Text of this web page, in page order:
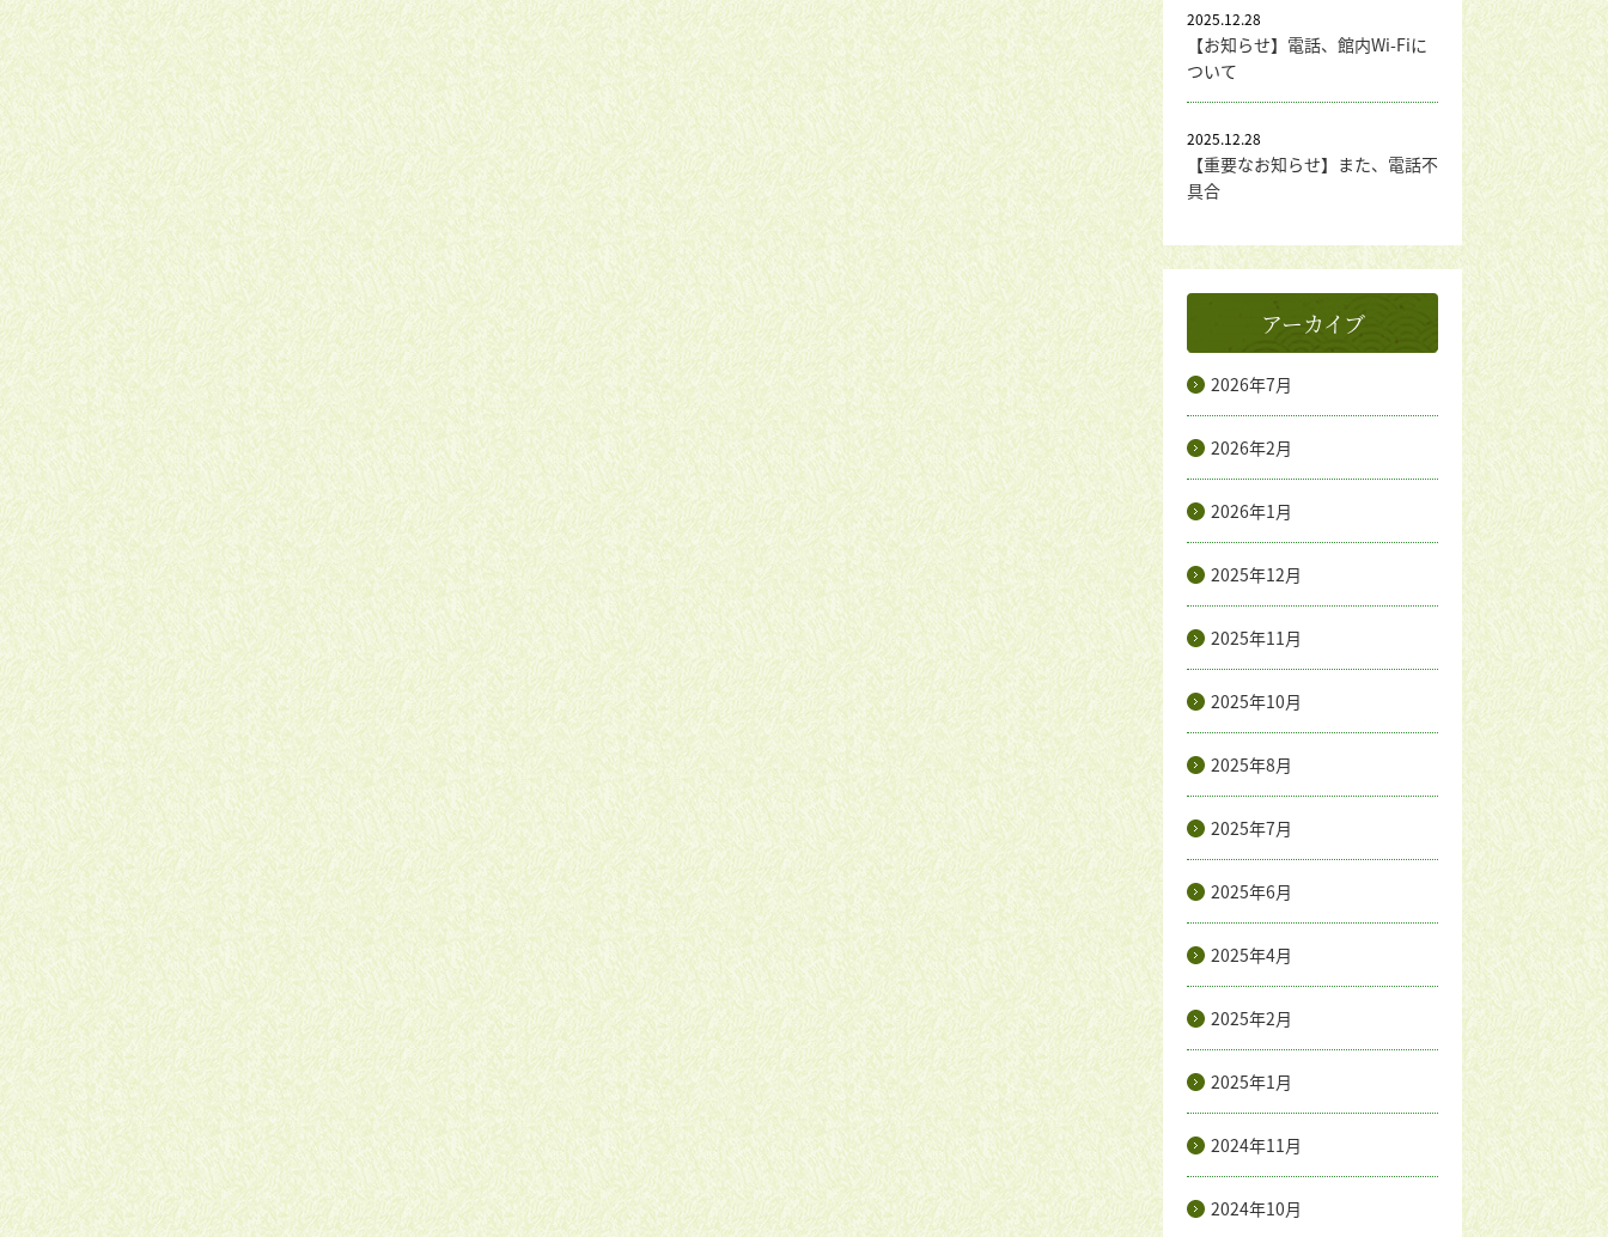
【お知らせ】電話、館内Wi-Fiに
ついて
2025.12.28
【重要なお知らせ】また、電話不
具合
2025.12.28
アーカイブ
2026年7月
2026年2月
2026年1月
2025年12月
2025年11月
2025年10月
2025年8月
2025年7月
2025年6月
2025年4月
2025年2月
2025年1月
2024年11月
2024年10月